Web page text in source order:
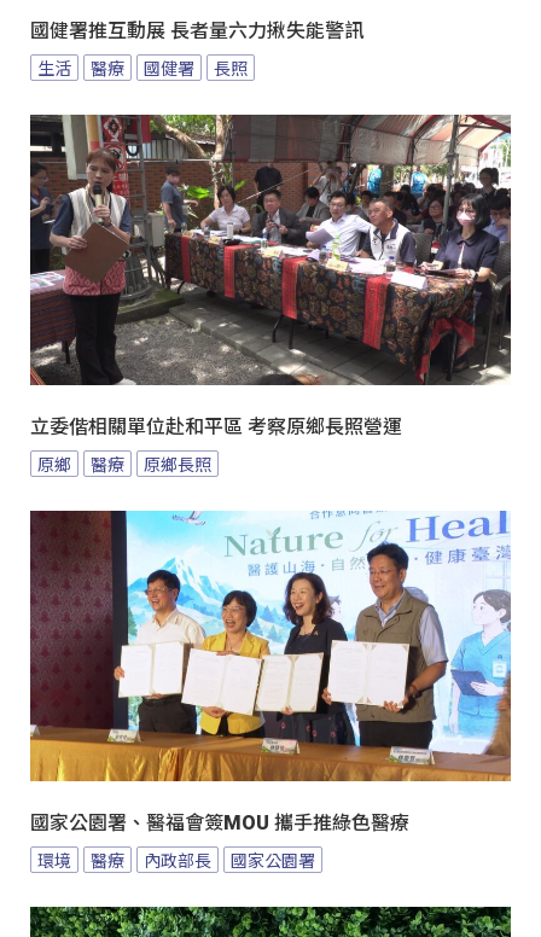
國健署推互動展 長者量六力揪失能警訊
生活 醫療 國健署 長照
立委偕相關單位赴和平區 考察原鄉長照營運
原鄉 醫療 原鄉長照
國家公園署、醫福會簽MOU 攜手推綠色醫療
環境 醫療 內政部長 國家公園署